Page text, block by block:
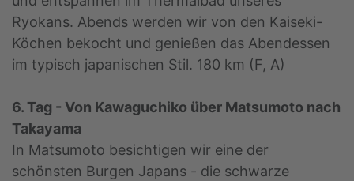
Ryokans. Abends werden wir von den Kaiseki-
Köchen bekocht und genießen das Abendessen
im typisch japanischen Stil. 180 km (F, A)
6. Tag - Von Kawaguchiko über Matsumoto nach
Takayama
In Matsumoto besichtigen wir eine der
schönsten Burgen Japans - die schwarze